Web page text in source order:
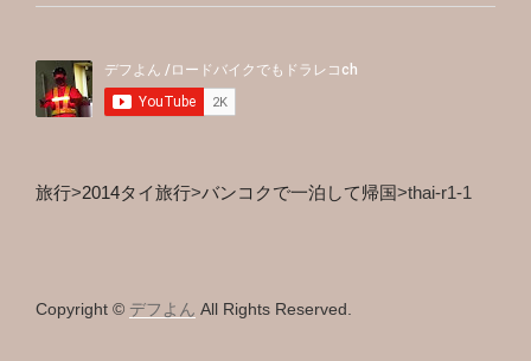
旅行>2014タイ旅行>バンコクで一泊して帰国>thai-r1-1
Copyright © デフよん All Rights Reserved.